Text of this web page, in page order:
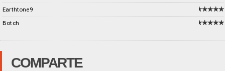
Earthtone9
Botch
COMPARTE